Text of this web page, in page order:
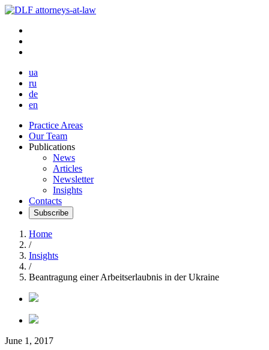
ua
ru
de
en
Practice Areas
Our Team
Publications
News
Articles
Newsletter
Insights
Contacts
Subscribe
Home
/
Insights
/
Beantragung einer Arbeitserlaubnis in der Ukraine
June 1, 2017